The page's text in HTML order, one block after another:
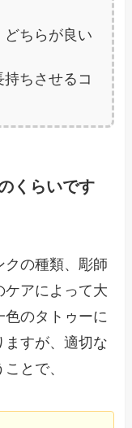
どちらが良い
ちさせるコ
くらいです
クの種類、彫師
ケアによって大
色のタトゥーに
ますが、適切な
とで、